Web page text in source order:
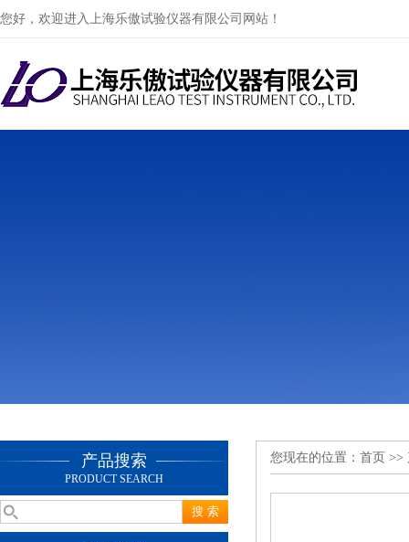
您好，欢迎进入上海乐傲试验仪器有限公司网站！
产品搜索
PRODUCT SEARCH
您现在的位置： 首页 >>